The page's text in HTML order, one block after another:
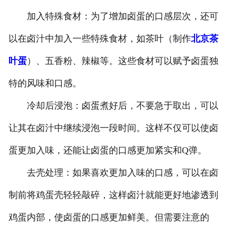
加入特殊食材：为了增加卤蛋的口感层次，还可
以在卤汁中加入一些特殊食材，如茶叶（制作北京茶
叶蛋）、五香粉、辣椒等。这些食材可以赋予卤蛋独
特的风味和口感。
冷却后浸泡：卤蛋煮好后，不要急于取出，可以
让其在卤汁中继续浸泡一段时间。这样不仅可以使卤
蛋更加入味，还能让卤蛋的口感更加紧实和Q弹。
去壳处理：如果喜欢更加入味的口感，可以在卤
制前将鸡蛋壳轻轻敲碎，这样卤汁就能更好地渗透到
鸡蛋内部，使卤蛋的口感更加鲜美。但需要注意的